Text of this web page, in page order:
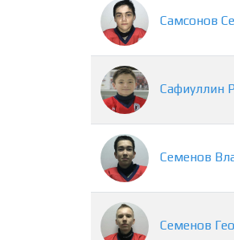
Самсонов
Сафиуллин
Семенов
Семенов